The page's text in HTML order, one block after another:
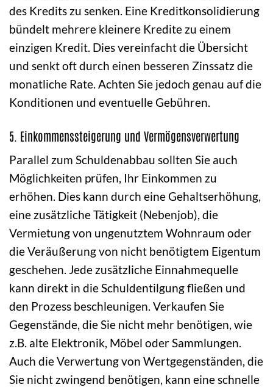
des Kredits zu senken. Eine Kreditkonsolidierung
bündelt mehrere kleinere Kredite zu einem
einzigen Kredit. Dies vereinfacht die Übersicht
und senkt oft durch einen besseren Zinssatz die
monatliche Rate. Achten Sie jedoch genau auf die
Konditionen und eventuelle Gebühren.
5. Einkommenssteigerung und Vermögensverwertung
Parallel zum Schuldenabbau sollten Sie auch
Möglichkeiten prüfen, Ihr Einkommen zu
erhöhen. Dies kann durch eine Gehaltserhöhung,
eine zusätzliche Tätigkeit (Nebenjob), die
Vermietung von ungenutztem Wohnraum oder
die Veräußerung von nicht benötigtem Eigentum
geschehen. Jede zusätzliche Einnahmequelle
kann direkt in die Schuldentilgung fließen und
den Prozess beschleunigen. Verkaufen Sie
Gegenstände, die Sie nicht mehr benötigen, wie
z.B. alte Elektronik, Möbel oder Sammlungen.
Auch die Verwertung von Wertgegenständen, die
Sie nicht zwingend benötigen, kann eine schnelle